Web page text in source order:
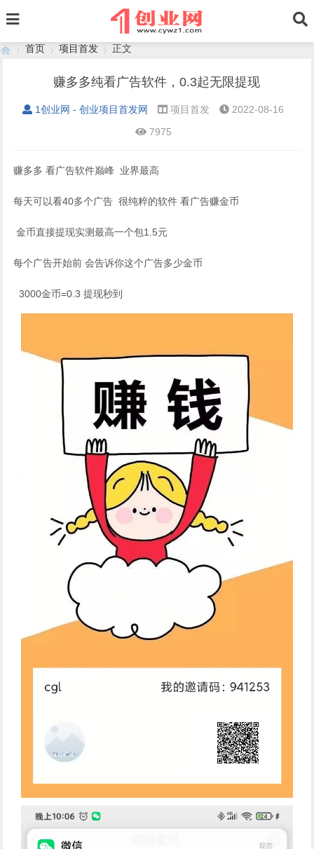
首页
›
项目首发
›
正文
赚多多纯看广告软件，0.3起无限提现
1创业网 - 创业项目首发网 项目首发
2022-08-16
7975
赚多多 看广告软件巅峰 业界最高
每天可以看40多个广告 很纯粹的软件 看广告赚金币
金币直接提现实测最高一个包1.5元
每个广告开始前 会告诉你这个广告多少金币
3000金币=0.3 提现秒到